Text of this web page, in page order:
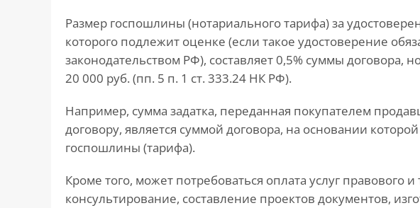
Размер госпошлины (нотариального тарифа) за
которого подлежит оценке (если такое удостоверение
законодательством РФ), составляет 0,5% суммы договора,
20 000 руб. (пп. 5 п. 1 ст. 333.24 НК РФ).
Например, сумма задатка, переданная покупателем
договору, является суммой договора, на основании
госпошлины (тарифа).
Кроме того, может потребоваться оплата услуг правового и
консультирование, составление проектов документов,